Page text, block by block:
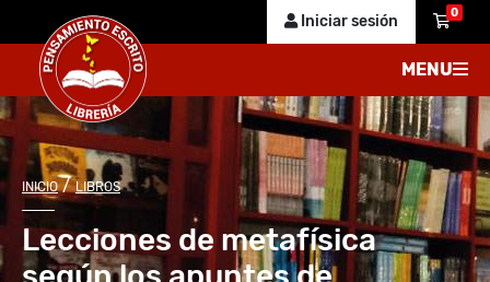
Iniciar sesión 0
MENU
INICIO/LIBROS
Lecciones de metafísica